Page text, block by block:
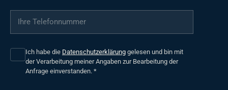
Ihre Telefonnummer
Ich habe die Datenschutzerklärung gelesen und bin mit
der Verarbeitung meiner Angaben zur Bearbeitung der
Anfrage einverstanden. *